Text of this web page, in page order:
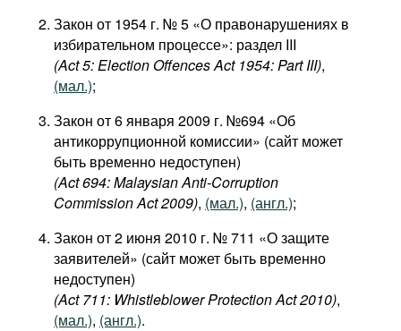
Закон от 1954 г. № 5 «О правонарушениях в
избирательном процессе»: раздел III
(Act 5: Election Offences Act 1954: Part III),
(мал.);
Закон от 6 января 2009 г. №694 «Об
антикоррупционной комиссии» (сайт может
быть временно недоступен)
(Act 694: Malaysian Anti-Corruption
Commission Act 2009), (мал.), (англ.);
Закон от 2 июня 2010 г. № 711 «О защите
заявителей» (сайт может быть временно
недоступен)
(Act 711: Whistleblower Protection Act 2010),
(мал.), (англ.).